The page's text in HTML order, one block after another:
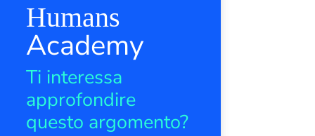
Humans
Academy
Ti interessa
approfondire
questo argomento?